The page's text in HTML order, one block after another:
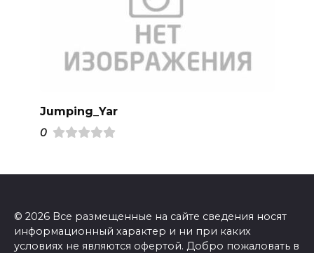
Jumping_Yar
0
© 2026 Все размещенные на сайте сведения носят
информационный характер и ни при каких
условиях не являются офертой. Добро пожаловать в